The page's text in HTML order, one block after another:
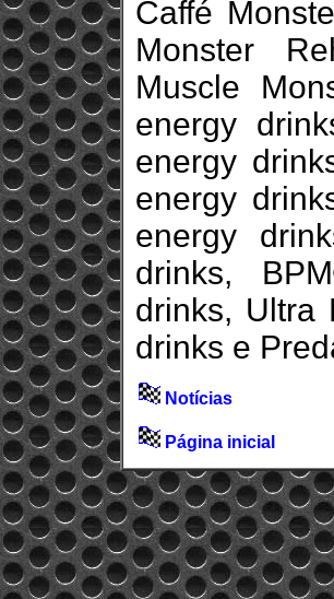
Caffé
Monster
Muscle
energy
energy
energy
energy
drinks,
drinks, Ultra
drinks e
Notícias
Página inicial